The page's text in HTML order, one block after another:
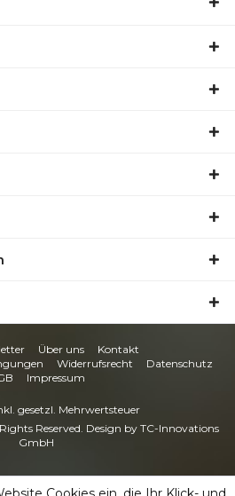
Über uns
Kontakt
Widerrufsrecht
Datenschutz
Impressum
gesetzl. Mehrwertsteuer
Reserved. Design by TC-Innovations
GmbH